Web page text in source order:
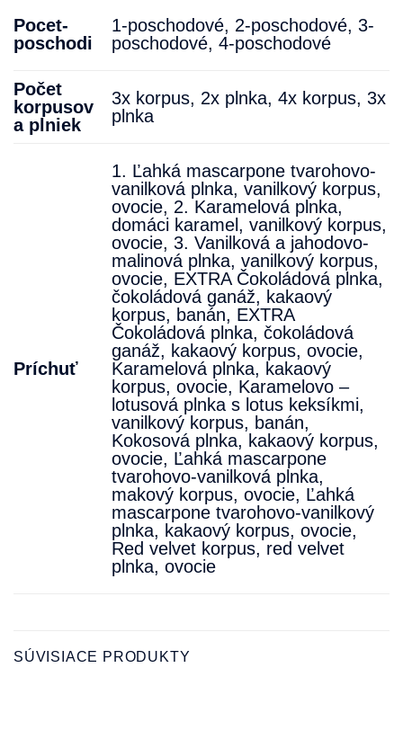
Pocet-
poschodi
1-poschodové, 2-poschodové, 3-
poschodové, 4-poschodové
Počet
korpusov
a plniek
3x korpus, 2x plnka, 4x korpus, 3x
plnka
Príchuť
1. Ľahká mascarpone tvarohovo-
vanilková plnka, vanilkový korpus,
ovocie, 2. Karamelová plnka,
domáci karamel, vanilkový korpus,
ovocie, 3. Vanilková a jahodovo-
malinová plnka, vanilkový korpus,
ovocie, EXTRA Čokoládová plnka,
čokoládová ganáž, kakaový
korpus, banán, EXTRA
Čokoládová plnka, čokoládová
ganáž, kakaový korpus, ovocie,
Karamelová plnka, kakaový
korpus, ovocie, Karamelovo –
lotusová plnka s lotus keksíkmi,
vanilkový korpus, banán,
Kokosová plnka, kakaový korpus,
ovocie, Ľahká mascarpone
tvarohovo-vanilková plnka,
makový korpus, ovocie, Ľahká
mascarpone tvarohovo-vanilkový
plnka, kakaový korpus, ovocie,
Red velvet korpus, red velvet
plnka, ovocie
SÚVISIACE PRODUKTY